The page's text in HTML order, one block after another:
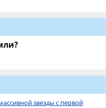
звезды с первой